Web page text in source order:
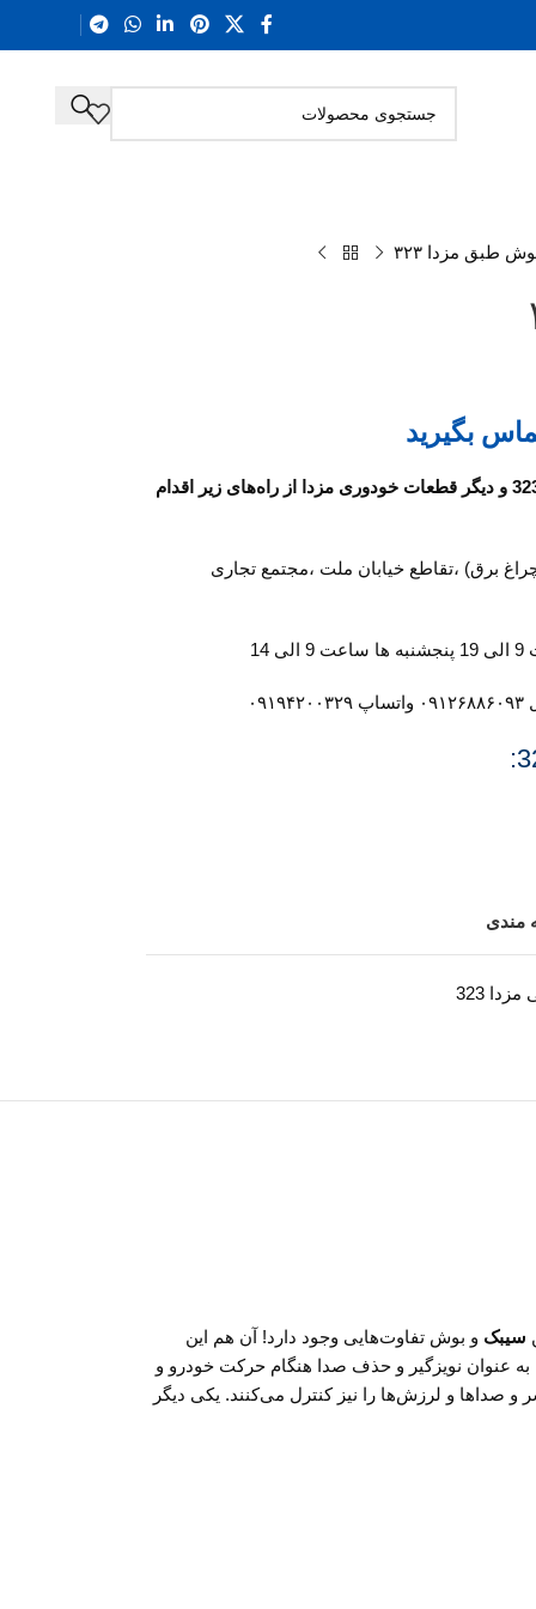
طبق مزدا ۳۲۳
بگیرید
برای استعلام قیمت و خرید بوش طبق مزدا 323 و دیگر قطعات خودوری مزدا از راه‌های زیر اقدام
برق) ،تقاطع خیابان ملت ،مجتمع تجاری
مندی
323
سیبک و بوش تفاوت‌هایی وجود دارد! آن هم این
عنوان نویزگیر و حذف صدا هنگام حرکت خودرو و
صداها و لرزش‌ها را نیز کنترل می‌کنند. یکی دیگر